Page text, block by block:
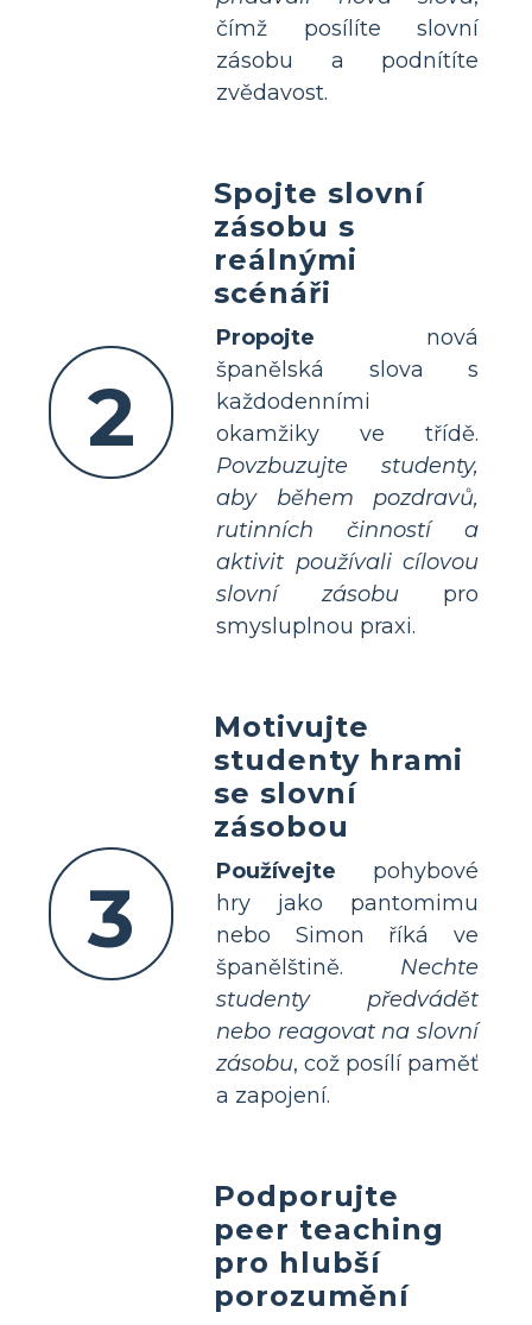
čímž posílíte slovní
zásobu a podnítíte
zvědavost.
2
Spojte slovní
zásobu s
reálnými
scénáři
Propojte nová
španělská slova s
každodenními
okamžiky ve třídě.
Povzbuzujte studenty,
aby během pozdravů,
rutinních činností a
aktivit používali cílovou
slovní zásobu pro
smysluplnou praxi.
3
Motivujte
studenty hrami
se slovní
zásobou
Používejte pohybové
hry jako pantomimu
nebo Simon říká ve
španělštině. Nechte
studenty předvádět
nebo reagovat na slovní
zásobu, což posílí paměť
a zapojení.
Podporujte
peer teaching
pro hlubší
porozumění